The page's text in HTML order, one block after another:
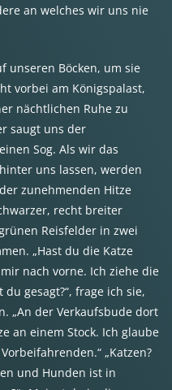
an welches wir uns nie
unseren Böcken, um sie
vorbei am Königspalast,
nächtlichen Ruhe zu
saugt uns der
Sog. Als wir das
uns lassen, werden
zunehmenden Hitze
recht breiter
Reisfelder in zwei
„Hast du die Katze
nach vorne. Ich ziehe die
gesagt?“, frage ich sie,
„An der Verkaufsbude dort
an einem Stock. Ich glaube
„Katzen?
und Hunden ist in